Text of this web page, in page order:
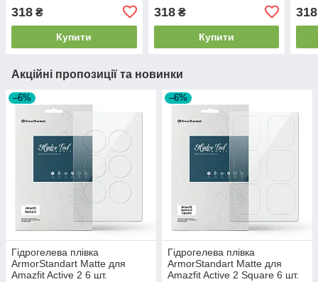
318 ₴
Купити
318₴
Купити
318
Акційні пропозиції та новинки
–6%
Гідрогелева плівка
ArmorStandart Matte для
Amazfit Active 2 6 шт.
–6%
Гідрогелева плівка
ArmorStandart Matte для
Amazfit Active 2 Square 6 шт.